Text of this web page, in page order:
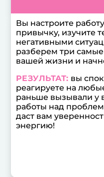
Вы настроите
привычку, изучите
негативными
разберем три
вашей жизни и
РЕЗУЛЬТАТ: вы
реагируете на
раньше вызывали у
работы над
даст вам
энергию!